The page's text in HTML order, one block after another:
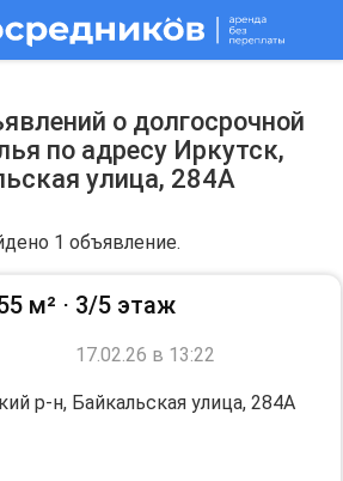
о долгосрочной
по адресу Иркутск,
улица, 284А
1 объявление.
м² ⋅ 3/5 этаж
17.02.26 в 13:22
р-н, Байкальская улица, 284А